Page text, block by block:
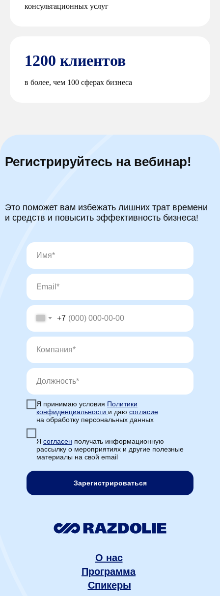
консультационных услуг
1200 клиентов
в более, чем 100 сферах бизнеса
Регистрируйтесь на вебинар!
Это поможет вам избежать лишних трат времени
и средств и повысить эффективность бизнеса!
+7
Я принимаю условия Политики
конфиденциальности и даю согласие
на обработку персональных данных
Я cогласен получать информационную
рассылку о мероприятиях и другие полезные
материалы на свой email
Зарегистрироваться
О нас
Программа
Спикеры